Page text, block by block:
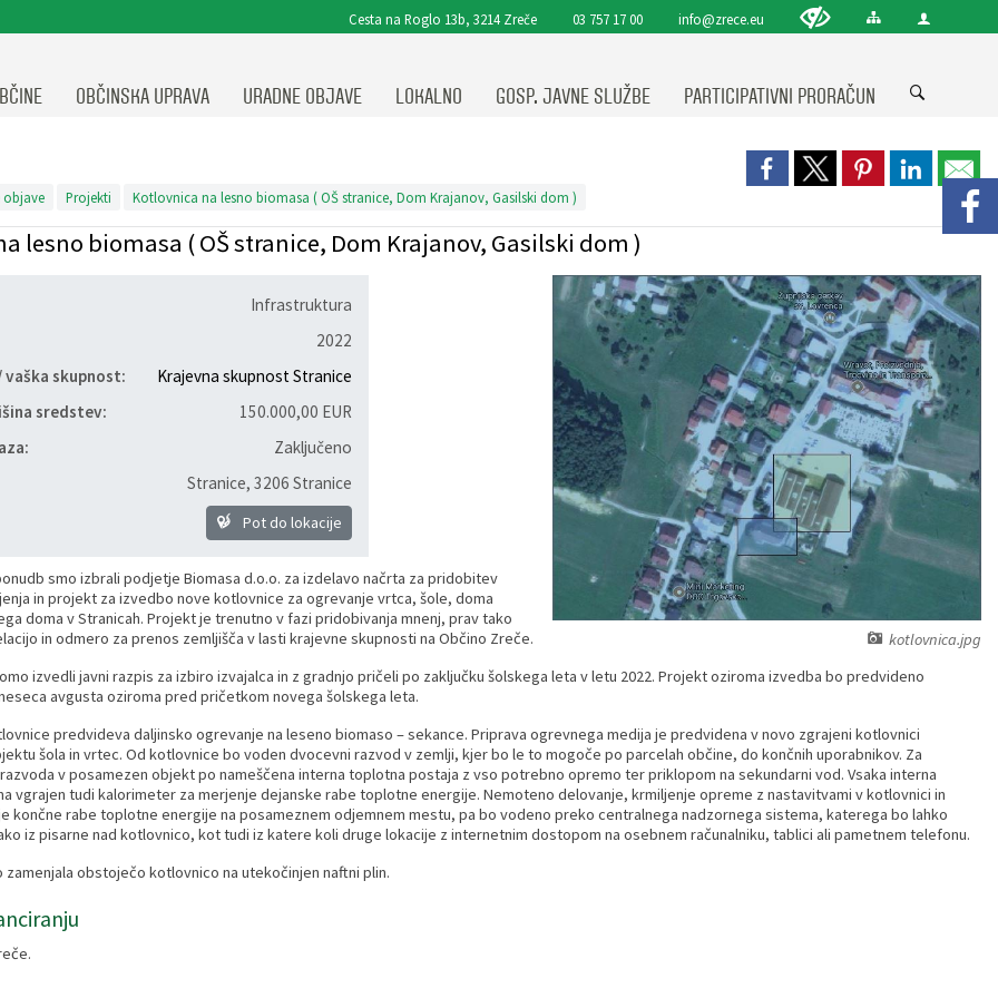
Cesta na Roglo 13b, 3214 Zreče 03 757 17 00 info@zrece.eu
OBČINSKA UPRAVA URADNE OBJAVE LOKALNO GOSP. JAVNE SLUŽBE PARTICIPATIVNI PRORAČUN
objave Projekti Kotlovnica na lesno biomasa ( OŠ stranice, Dom Krajanov, Gasilski dom )
lesno biomasa ( OŠ stranice, Dom Krajanov, Gasilski dom )
kotlovnica.jpg
Infrastruktura
2022
vaška skupnost:
Krajevna skupnost Stranice
sredstev:
150.000,00 EUR
Zaključeno
Stranice, 3206 Stranice
Pot do lokacije
smo izbrali podjetje Biomasa d.o.o. za izdelavo načrta za pridobitev
in projekt za izvedbo nove kotlovnice za ogrevanje vrtca, šole, doma
doma v Stranicah. Projekt je trenutno v fazi pridobivanja mnenj, prav tako
in odmero za prenos zemljišča v lasti krajevne skupnosti na Občino Zreče.
izvedli javni razpis za izbiro izvajalca in z gradnjo pričeli po zaključku šolskega leta v letu 2022. Projekt oziroma izvedba bo predvideno
avgusta oziroma pred pričetkom novega šolskega leta.
predvideva daljinsko ogrevanje na leseno biomaso – sekance. Priprava ogrevnega medija je predvidena v novo zgrajeni kotlovnici
šola in vrtec. Od kotlovnice bo voden dvocevni razvod v zemlji, kjer bo le to mogoče po parcelah občine, do končnih uporabnikov. Za
v posamezen objekt po nameščena interna toplotna postaja z vso potrebno opremo ter priklopom na sekundarni vod. Vsaka interna
vgrajen tudi kalorimeter za merjenje dejanske rabe toplotne energije. Nemoteno delovanje, krmiljenje opreme z nastavitvami v kotlovnici in
končne rabe toplotne energije na posameznem odjemnem mestu, pa bo vodeno preko centralnega nadzornega sistema, katerega bo lahko
iz pisarne nad kotlovnico, kot tudi iz katere koli druge lokacije z internetnim dostopom na osebnem računalniku, tablici ali pametnem telefonu.
zamenjala obstoječo kotlovnico na utekočinjen naftni plin.